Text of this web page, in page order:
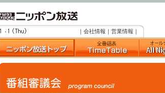
｜ 会社情報 ｜ 営業情報 ｜